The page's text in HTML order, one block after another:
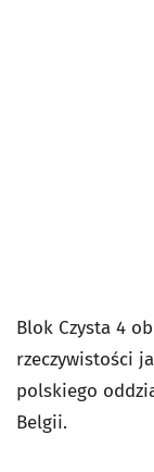
Blok Czysta 4
rzeczywistości
polskiego
Belgii.